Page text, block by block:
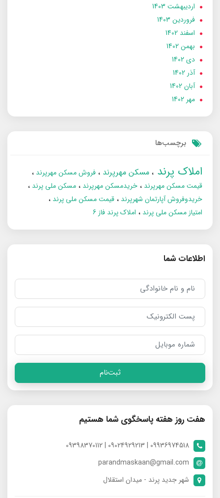
ارديبهشت 1403
فروردین 1403
اسفند 1402
بهمن 1402
دی 1402
آذر 1402
آبان 1402
مهر 1402
برچسب‌ها
املاک پرند مسکن مهرپرند
فروش مسکن مهرپرند
قیمت مسکن مهرپرند
خریدمسکن مهرپرند
مسکن ملی پرند
خریدوفروش آپارتمان شهرپرند
قیمت مسکن ملی پرند
امتیاز مسکن ملی پرند
املاک پرند فاز 6
اطلاعات شما
ثبت‌نام
هفت روز هفته پاسخگوی شما هستیم
09936974518 | 09024929213 | 09398370112
parandmaskaan@gmail.com
شهر جدید پرند - میدان استقلال